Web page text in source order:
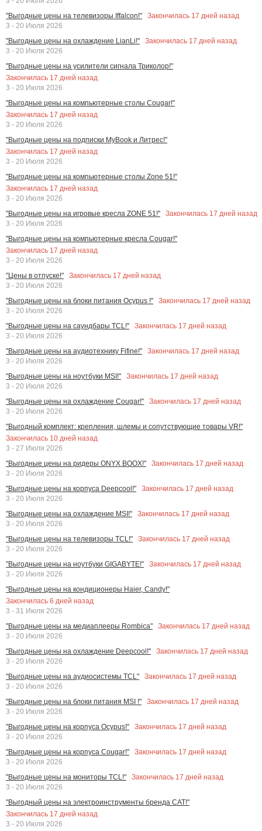
"Выгодные цены на телевизоры Iffalcon!"
Закончилась 17 дней назад
3 - 20 Июля 2026
"Выгодные цены на охлаждение LianLi!"
Закончилась 17 дней назад
3 - 20 Июля 2026
"Выгодные цены на усилители сигнала Триколор!"
Закончилась 17 дней назад
3 - 20 Июля 2026
"Выгодные цены на компьютерные столы Cougar!"
Закончилась 17 дней назад
3 - 20 Июля 2026
"Выгодные цены на подписки MyBook и Литрес!"
Закончилась 17 дней назад
3 - 20 Июля 2026
"Выгодные цены на компьютерные столы Zone 51!"
Закончилась 17 дней назад
3 - 20 Июля 2026
"Выгодные цены на игровые кресла ZONE 51!"
Закончилась 17 дней назад
3 - 20 Июля 2026
"Выгодные цены на компьютерные кресла Cougar!"
Закончилась 17 дней назад
3 - 20 Июля 2026
"Цены в отпуске!"
Закончилась 17 дней назад
3 - 20 Июля 2026
"Выгодные цены на блоки питания Ocypus !"
Закончилась 17 дней назад
3 - 20 Июля 2026
"Выгодные цены на саундбары TCL!"
Закончилась 17 дней назад
3 - 20 Июля 2026
"Выгодные цены на аудиотехнику Fifine!"
Закончилась 17 дней назад
3 - 20 Июля 2026
"Выгодные цены на ноутбуки MSI!"
Закончилась 17 дней назад
3 - 20 Июля 2026
"Выгодные цены на охлаждение Cougar!"
Закончилась 17 дней назад
3 - 20 Июля 2026
"Выгодный комплект: крепления, шлемы и сопутствующие товары VR!"
Закончилась 10 дней назад
3 - 27 Июля 2026
"Выгодные цены на ридеры ONYX BOOX!"
Закончилась 17 дней назад
3 - 20 Июля 2026
"Выгодные цены на корпуса Deepcool!"
Закончилась 17 дней назад
3 - 20 Июля 2026
"Выгодные цены на охлаждение MSI!"
Закончилась 17 дней назад
3 - 20 Июля 2026
"Выгодные цены на телевизоры TCL!"
Закончилась 17 дней назад
3 - 20 Июля 2026
"Выгодные цены на ноутбуки GIGABYTE!"
Закончилась 17 дней назад
3 - 20 Июля 2026
"Выгодные цены на кондиционеры Haier, Candy!"
Закончилась 6 дней назад
3 - 31 Июля 2026
"Выгодные цены на медиаплееры Rombica"
Закончилась 17 дней назад
3 - 20 Июля 2026
"Выгодные цены на охлаждение Deepcool!"
Закончилась 17 дней назад
3 - 20 Июля 2026
"Выгодные цены на аудиосистемы TCL"
Закончилась 17 дней назад
3 - 20 Июля 2026
"Выгодные цены на блоки питания MSI !"
Закончилась 17 дней назад
3 - 20 Июля 2026
"Выгодные цены на корпуса Ocypus!"
Закончилась 17 дней назад
3 - 20 Июля 2026
"Выгодные цены на корпуса Cougar!"
Закончилась 17 дней назад
3 - 20 Июля 2026
"Выгодные цены на мониторы TCL!"
Закончилась 17 дней назад
3 - 20 Июля 2026
"Выгодный цены на электроинструменты бренда CAT!"
Закончилась 17 дней назад
3 - 20 Июля 2026